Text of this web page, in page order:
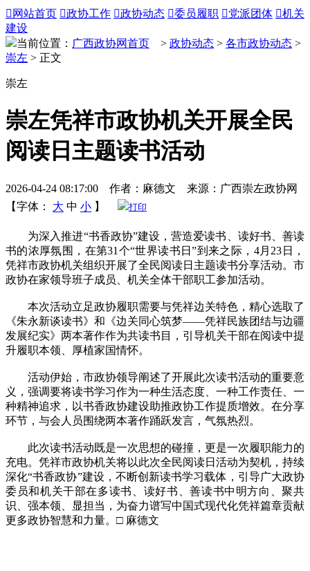
 网站首页 政协工作 政协动态 委员履职 党派团体 机关
建设
当前位置： 广西政协网首页 > 政协动态 > 各市政协动态 >
崇左 > 正文
崇左
崇左凭祥市政协机关开展全民
阅读日主题读书活动
2026-04-24 08:17:00 作者：麻德文 来源：广西崇左政协网
【字体：
大 中 小 】 打印
为深入推进“书香政协”建设，营造爱读书、读好书、善读
书的浓厚氛围，在第31个“世界读书日”到来之际，4月23日，
凭祥市政协机关组织开展了全民阅读日主题读书分享活动。市
政协在家领导班子成员、机关全体干部职工参加活动。
本次活动立足政协履职需要与凭祥边关特色，精心选取了
《朱永新谈读书》和《边关同心筑梦——凭祥民族团结与边疆
发展纪实》两本著作作为共读书目，引导机关干部在阅读中提
升履职本领、厚植家国情怀。
活动伊始，市政协领导阐述了开展此次读书活动的重要意
义，强调要将读书学习作为一种生活态度、一种工作责任、一
种精神追求，以书香政协建设助推政协工作提质增效。在分享
环节，与会人员围绕两本著作踊跃发言，气氛热烈。
此次读书活动既是一次思想的碰撞，更是一次履职能力的
充电。凭祥市政协机关将以此次全民阅读日活动为契机，持续
深化“书香政协”建设，不断创新读书学习载体，引导广大政协
委员和机关干部在多读书、读好书、善读书中明方向、聚共
识、强本领、显担当，为奋力谱写中国式现代化凭祥篇章贡献
更多政协智慧和力量。□ 麻德文